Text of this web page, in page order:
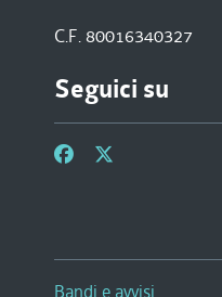
C.F. 80016340327
Seguici su
Bandi e avvisi